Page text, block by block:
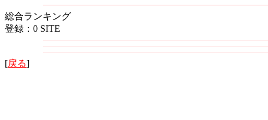
総合ランキング
登録：0 SITE
[戻る]